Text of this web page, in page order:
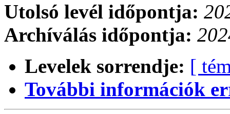
Utolsó levél időpontja:
Archíválás időpontja:
Levelek sorrendje: [
További információk